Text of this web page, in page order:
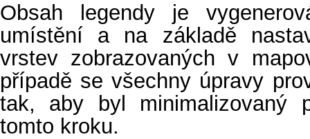
Obsah legendy je
umístění a na základě
vrstev zobrazovaných v
případě se všechny úpravy
tak, aby byl minimalizovaný
tomto kroku.